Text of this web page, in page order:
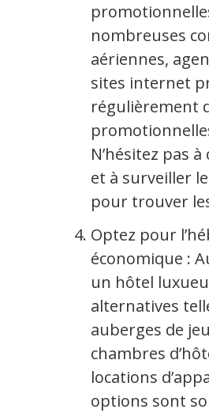
nombreuses
aériennes,
sites internet
régulièrement
N’hésitez pas
et à surveiller
pour trouver
Optez pour
économique :
un hôtel
alternatives
auberges de
chambres
locations
options sont